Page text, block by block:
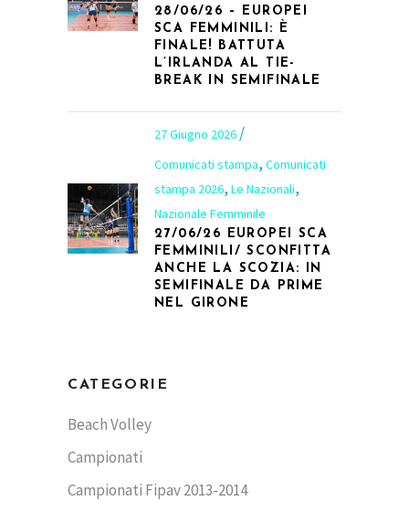
28/06/26 – EUROPEI
SCA FEMMINILI: È
FINALE! BATTUTA
L’IRLANDA AL TIE-
BREAK IN SEMIFINALE
27 Giugno 2026
Comunicati stampa, Comunicati
stampa 2026, Le Nazionali,
Nazionale Femminile
27/06/26 EUROPEI SCA
FEMMINILI/ SCONFITTA
ANCHE LA SCOZIA: IN
SEMIFINALE DA PRIME
NEL GIRONE
CATEGORIE
Beach Volley
Campionati
Campionati Fipav 2013-2014